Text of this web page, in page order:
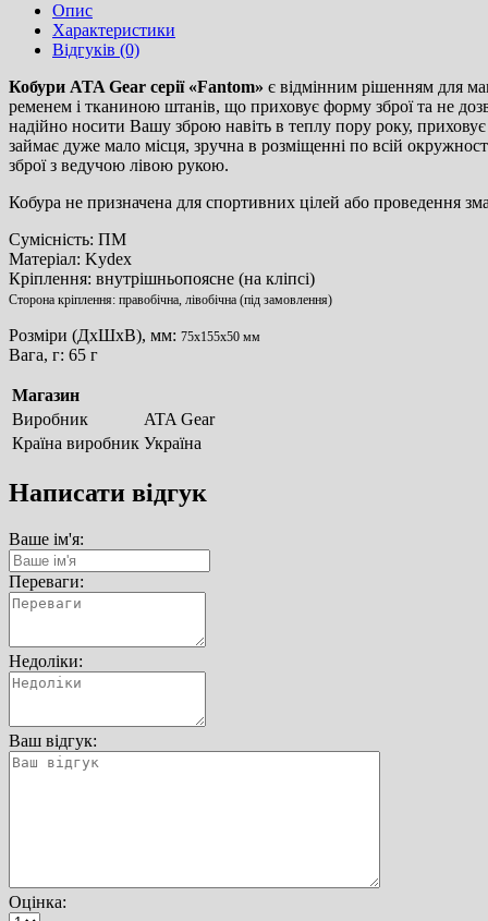
Опис
Характеристики
Відгуків (0)
Кобури ATA Gear серії «Fantom» є відмінним рішенням для
ременем і тканиною штанів, що приховує форму зброї та не
надійно носити Вашу зброю навіть в теплу пору року, приховує
займає дуже мало місця, зручна в розміщенні по всій
зброї з ведучою лівою рукою.
Кобура не призначена для спортивних цілей або проведення
Сумісність: ПМ
Матеріал: Kydex
Кріплення: внутрішньопоясне (на кліпсі)
Сторона кріплення: правобічна, лівобічна (під замовлення)
Розміри (ДхШхВ), мм: 75х155х50 мм
Вага, г: 65 г
Магазин
Виробник
ATA Gear
Країна виробник Україна
Написати відгук
Ваше ім'я:
Переваги:
Недоліки:
Ваш відгук:
Оцінка: